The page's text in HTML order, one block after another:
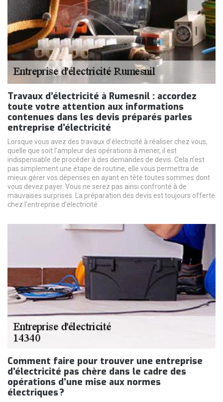
Travaux d’électricité à Rumesnil : accordez
toute votre attention aux informations
contenues dans les devis préparés parles
entreprise d’électricité
Lorsque vous avez des travaux d’électricité à réaliser chez vous,
quelle que soit l’ampleur des opérations à mener, il est
indispensable de procéder à des demandes de devis. Cela n’est
pas simplement une étape de routine, elle vous permettra de
mieux gérer vos dépenses en ayant en tête toutes sommes dont
vous devez payer. Vous ne serez pas ainsi confronté à de
mauvaises surprises. La préparation des devis est toujours offerte
chez l’entreprise d’électricité .
Comment faire pour trouver une entreprise
d’électricité pas chère dans le cadre des
opérations d’une mise aux normes
électriques ?